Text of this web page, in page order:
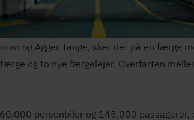
og Agger Tange, sker det på en færge
og to nye færgelejer. Overfarten
personbiler og 145.000 passagerer,